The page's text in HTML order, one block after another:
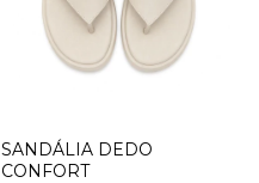
SANDÁLIA DEDO
CONFORT